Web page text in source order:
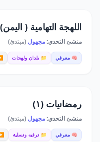
اللهجة التهامية ( اليمن)
منشئ التحدي:مجهول (مبتدئ)
🧠 معرفي 📁 بلدان ولهجات ▶️
رمضانيات (١)
منشئ التحدي:مجهول (مبتدئ)
🧠 معرفي 📁 ترفيه وتسلية ▶️